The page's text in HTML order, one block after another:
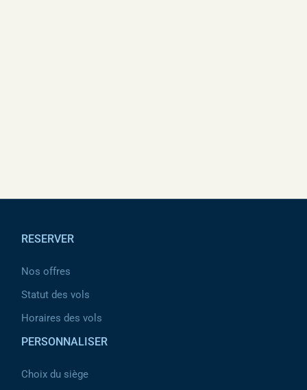
RESERVER
Nos offres
Statut des vols
Horaires des vols
PERSONNALISER
Choix du siège